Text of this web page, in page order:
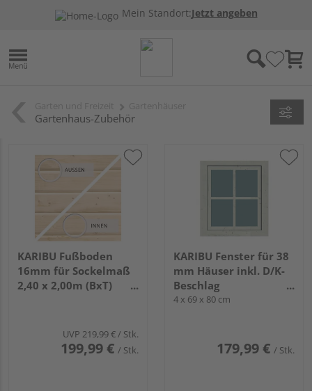
Mein Standort:Jetzt angeben
Gartenhaus-Zubehör
KARIBU Fußboden
16mm für Sockelmaß
2,40 x 2,00m (BxT)
UVP 219,99 €/ Stk.
199,99 € / Stk.
KARIBU Fenster für 38
mm Häuser inkl. D/K-
Beschlag
elfenbeinweiß
4 x 69 x 80 cm
179,99 € / Stk.